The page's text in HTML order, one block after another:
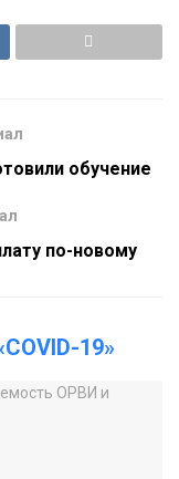
обучение
по-новому
19»